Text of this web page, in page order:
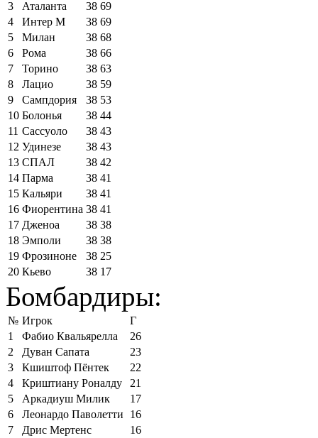
3
Аталанта 38 69
4
Интер М 38 69
5
Милан 38 68
6
Рома 38 66
7
Торино 38 63
8
Лацио 38 59
9
Сампдория 38 53
10 Болонья 38 44
11 Сассуоло 38 43
12 Удинезе 38 43
13 СПАЛ 38 42
14 Парма 38 41
15 Кальяри 38 41
16 Фиорентина 38 41
17 Дженоа 38 38
18 Эмполи 38 38
19 Фрозиноне 38 25
20 Кьево 38 17
Бомбардиры:
№ Игрок
Г
1
Фабио Квальярелла
26
2
Дуван Сапата
23
3
Кшиштоф Пёнтек
22
4
Криштиану Роналду
21
5
Аркадиуш Милик
17
6
Леонардо Паволетти
16
7
Дрис Мертенс
16